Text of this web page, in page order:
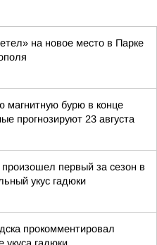
на новое место в Парке
магнитную бурю в конце
прогнозируют 23 августа
первый за сезон в
укус гадюки
прокомментировал